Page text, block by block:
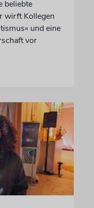
beliebte
wirft Kollegen
und eine
vor